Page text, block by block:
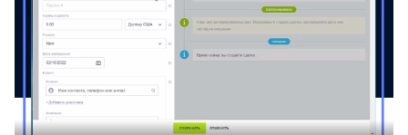
Смотреть проект